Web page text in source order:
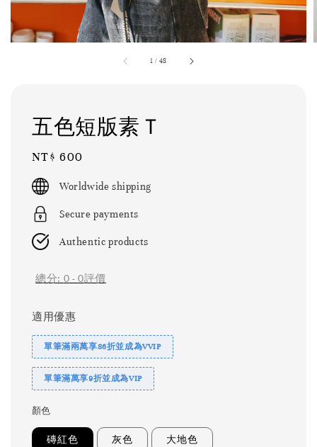
1 / 48
五色短版素Ｔ
Regular
price
NT$ 600
Worldwide shipping
Secure payments
Authentic products
總分: 0 - 0評價
適用優惠
單筆滿兩萬享86折並成為VVIP
單筆滿萬享9折並成為VIP
顏色
磚紅色 灰色 大地色